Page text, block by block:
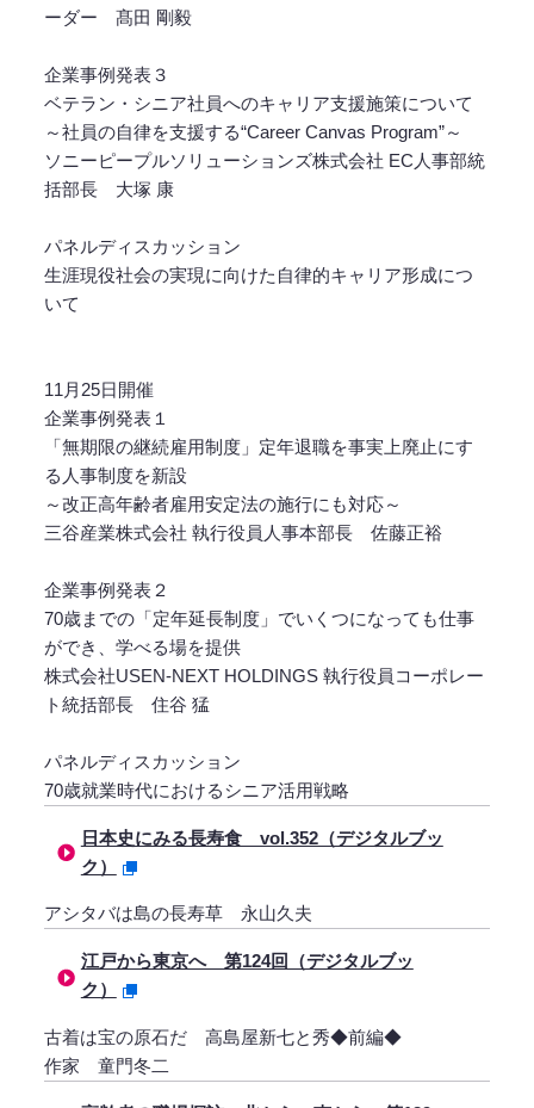
ーダー 髙田 剛毅
企業事例発表３
ベテラン・シニア社員へのキャリア支援施策について
～社員の自律を支援する“Career Canvas Program”～
ソニーピープルソリューションズ株式会社 EC人事部統
括部長 大塚 康
パネルディスカッション
生涯現役社会の実現に向けた自律的キャリア形成につ
いて
11月25日開催
企業事例発表１
「無期限の継続雇用制度」定年退職を事実上廃止にす
る人事制度を新設
～改正高年齢者雇用安定法の施行にも対応～
三谷産業株式会社 執行役員人事本部長 佐藤正裕
企業事例発表２
70歳までの「定年延長制度」でいくつになっても仕事
ができ、学べる場を提供
株式会社USEN-NEXT HOLDINGS 執行役員コーポレー
ト統括部長 住谷 猛
パネルディスカッション
70歳就業時代におけるシニア活用戦略
日本史にみる長寿食 vol.352（デジタルブッ
ク）
アシタバは島の長寿草 永山久夫
江戸から東京へ 第124回（デジタルブッ
ク）
古着は宝の原石だ 高島屋新七と秀◆前編◆
作家 童門冬二